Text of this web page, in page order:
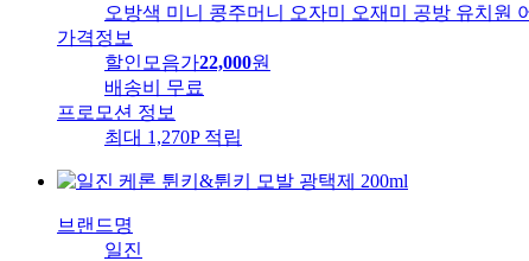
오방색 미니 콩주머니 오자미 오재미 공방 유치원
가격정보
할인모음가22,000원
배송비
무료
프로모션 정보
최대 1,270P 적립
브랜드명
일진